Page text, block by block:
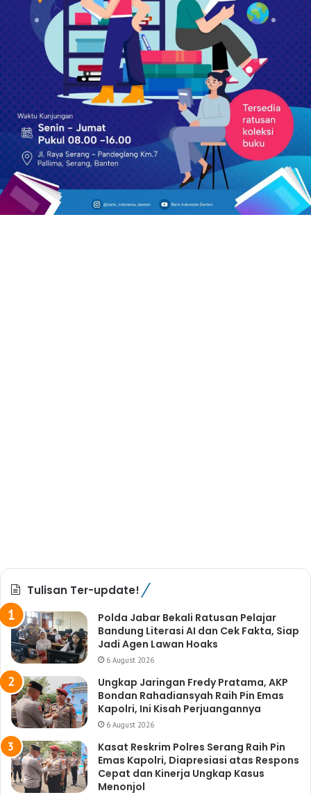
Tulisan Ter-update!
Polda Jabar Bekali Ratusan Pelajar
Bandung Literasi AI dan Cek Fakta, Siap
Jadi Agen Lawan Hoaks
6 August 2026
Ungkap Jaringan Fredy Pratama, AKP
Bondan Rahadiansyah Raih Pin Emas
Kapolri, Ini Kisah Perjuangannya
6 August 2026
Kasat Reskrim Polres Serang Raih Pin
Emas Kapolri, Diapresiasi atas Respons
Cepat dan Kinerja Ungkap Kasus
Menonjol